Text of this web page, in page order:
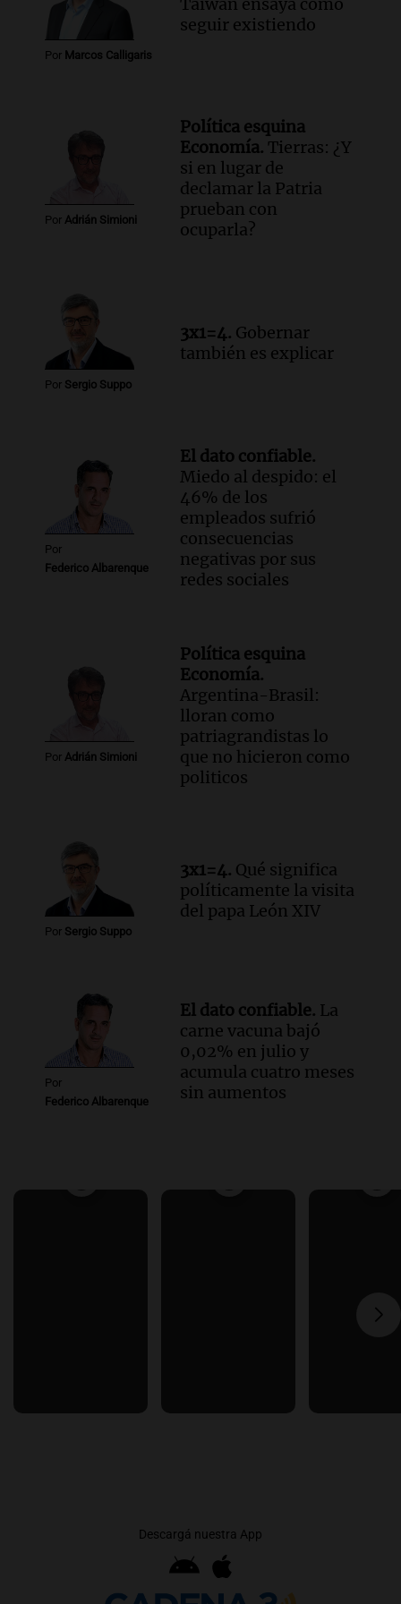
ley de propiedad privada
Informados al regreso
Episodios
Viva la Radio Rosario
Episodios
Manifestación en Rosario contra
la ley de Propiedad Privada debatida en
el Senado.
Audio.
por la Ley de Tierras: "Construyeron un
relato mentiroso"
Informados al regreso
Episodios
Por Marcos Calligaris
Taiwán ensaya cómo
seguir existiendo
Por Adrián Simioni
Política esquina
Economía. Tierras: ¿Y
si en lugar de
declamar la Patria
prueban con
ocuparla?
Por Sergio Suppo
3x1=4. Gobernar
también es explicar
Por
Federico Albarenque
El dato confiable.
Miedo al despido: el
46% de los
empleados sufrió
consecuencias
negativas por sus
redes sociales
Por Adrián Simioni
Política esquina
Economía.
Argentina-Brasil:
lloran como
patriagrandistas lo
que no hicieron como
politicos
Por Sergio Suppo
3x1=4. Qué significa
políticamente la visita
del papa León XIV
Por
Federico Albarenque
El dato confiable. La
carne vacuna bajó
0,02% en julio y
acumula cuatro meses
sin aumentos
Descargá nuestra App